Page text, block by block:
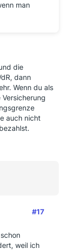
man
die
dann
Wenn du als
auch nicht
#17
weil ich